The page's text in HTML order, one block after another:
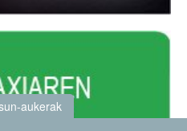
aukerak